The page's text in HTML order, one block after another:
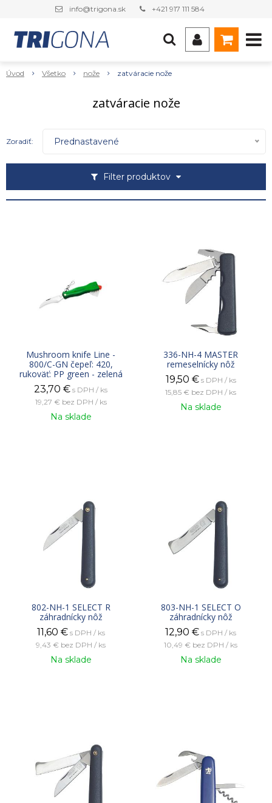
info@trigona.sk +421 917 111 584
Úvod Všetko nože zatváracie nože
zatváracie nože
Filter produktov
Zoradiť: Prednastavené
Mushroom knife Line -
800/C-GN čepeľ: 420,
rukoväť: PP green - zelená
23,70 € s DPH / ks
19,27 € bez DPH / ks
Na sklade
336-NH-4 MASTER
remeselnícky nôž
19,50 € s DPH / ks
15,85 € bez DPH / ks
Na sklade
802-NH-1 SELECT R
záhradnícky nôž
11,60 € s DPH / ks
9,43 € bez DPH / ks
Na sklade
803-NH-1 SELECT O
záhradnícky nôž
12,90 € s DPH / ks
10,49 € bez DPH / ks
Na sklade